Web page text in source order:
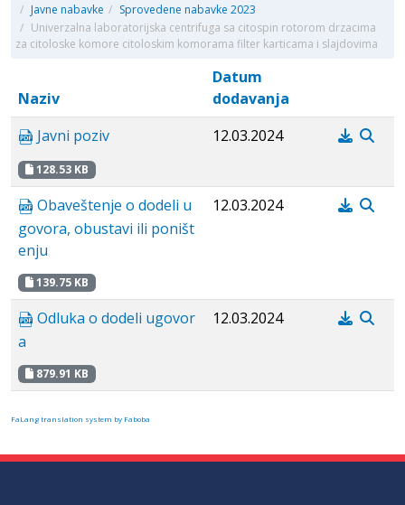
/ Javne nabavke / Sprovedene nabavke 2023
/ Univerzalna laboratorijska centrifuga sa citospin rotorom drzacima
za citoloske komore citoloskim komorama filter karticama i slajdovima
Naziv
Datum
dodavanja
Javni poziv
128.53 KB
12.03.2024
Obaveštenje o dodeli u
govora, obustavi ili poništ
enju
139.75 KB
12.03.2024
Odluka o dodeli ugovor
a
879.91 KB
12.03.2024
FaLang translation system by Faboba